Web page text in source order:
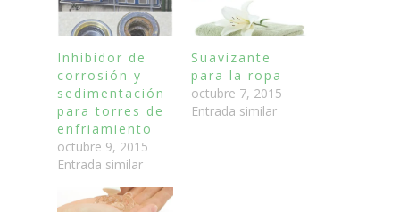
Inhibidor de
corrosión y
sedimentación
para torres de
enfriamiento
octubre 9, 2015
Entrada similar
Suavizante
para la ropa
octubre 7, 2015
Entrada similar